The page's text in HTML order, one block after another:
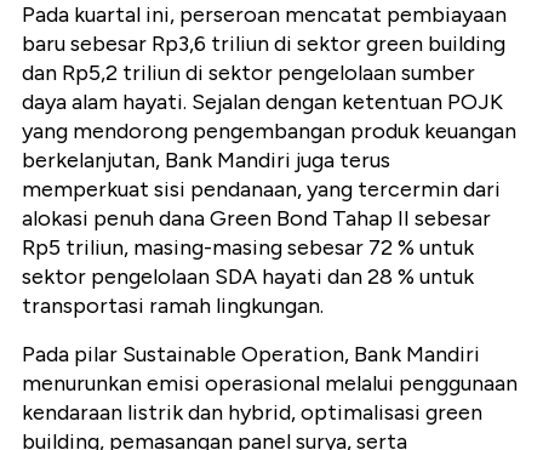
Pada kuartal ini, perseroan mencatat pembiayaan
baru sebesar Rp3,6 triliun di sektor green building
dan Rp5,2 triliun di sektor pengelolaan sumber
daya alam hayati. Sejalan dengan ketentuan POJK
yang mendorong pengembangan produk keuangan
berkelanjutan, Bank Mandiri juga terus
memperkuat sisi pendanaan, yang tercermin dari
alokasi penuh dana Green Bond Tahap II sebesar
Rp5 triliun, masing-masing sebesar 72 % untuk
sektor pengelolaan SDA hayati dan 28 % untuk
transportasi ramah lingkungan.
Pada pilar Sustainable Operation, Bank Mandiri
menurunkan emisi operasional melalui penggunaan
kendaraan listrik dan hybrid, optimalisasi green
building, pemasangan panel surya, serta